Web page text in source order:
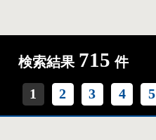
検索結果 715 件
1 2 3 4 5